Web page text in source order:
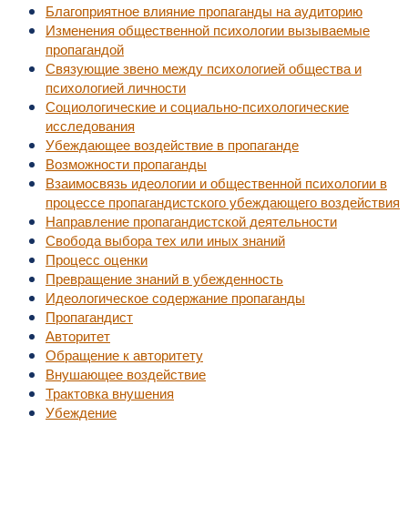
Благоприятное влияние пропаганды на аудиторию
Изменения общественной психологии вызываемые
пропагандой
Связующие звено между психологией общества и
психологией личности
Социологические и социально-психологические
исследования
Убеждающее воздействие в пропаганде
Возможности пропаганды
Взаимосвязь идеологии и общественной психологии в
процессе пропагандистского убеждающего воздействия
Направление пропагандистской деятельности
Свобода выбора тех или иных знаний
Процесс оценки
Превращение знаний в убежденность
Идеологическое содержание пропаганды
Пропагандист
Авторитет
Обращение к авторитету
Внушающее воздействие
Трактовка внушения
Убеждение